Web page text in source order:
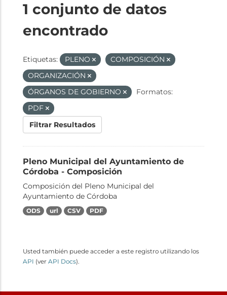
1 conjunto de datos
encontrado
Etiquetas: PLENO
COMPOSICIÓN
ORGANIZACIÓN
ÓRGANOS DE GOBIERNO
Formatos:
PDF
Filtrar Resultados
Pleno Municipal del Ayuntamiento de
Córdoba - Composición
Composición del Pleno Municipal del
Ayuntamiento de Córdoba
ODS url CSV PDF
Usted también puede acceder a este registro utilizando los
API (ver API Docs).